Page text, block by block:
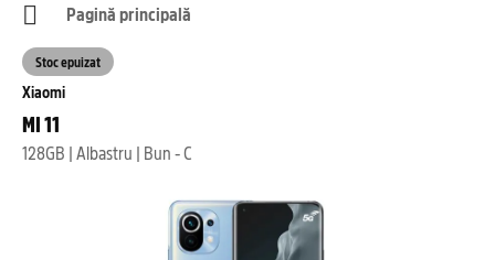
Pagină principală
Xiaomi
MI 11
128GB | Albastru | Bun - C
Stoc epuizat